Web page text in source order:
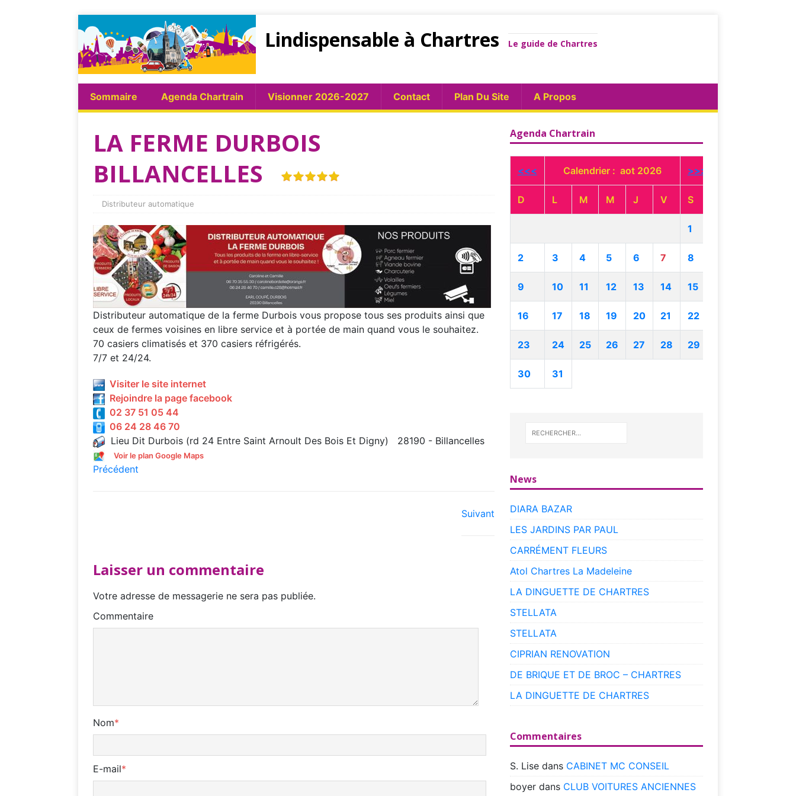
Lindispensable à Chartres Le guide de Chartres
Sommaire Agenda Chartrain Visionner 2026-2027 Contact Plan Du Site A Propos
LA FERME DURBOIS
BILLANCELLES
Distributeur automatique
Distributeur automatique de la ferme Durbois vous propose tous ses produits ainsi que
ceux de fermes voisines en libre service et à portée de main quand vous le souhaitez.
70 casiers climatisés et 370 casiers réfrigérés.
7/7 et 24/24.
Visiter le site internet
Rejoindre la page facebook
02 37 51 05 44
06 24 28 46 70
Lieu Dit Durbois (rd 24 Entre Saint Arnoult Des Bois Et Digny) 28190 - Billancelles
Voir le plan Google Maps
Précédent
Suivant
Laisser un commentaire
Votre adresse de messagerie ne sera pas publiée.
Commentaire
Nom*
E-mail*
Agenda Chartrain
<<< Calendrier : aot 2026 >>>
D L M M J V S
1
2 3 4 5 6 7 8
9 10 11 12 13 14 15
16 17 18 19 20 21 22
23 24 25 26 27 28 29
30 31
News
DIARA BAZAR
LES JARDINS PAR PAUL
CARRÉMENT FLEURS
Atol Chartres La Madeleine
LA DINGUETTE DE CHARTRES
STELLATA
STELLATA
CIPRIAN RENOVATION
DE BRIQUE ET DE BROC – CHARTRES
LA DINGUETTE DE CHARTRES
Commentaires
S. Lisedans CABINET MC CONSEIL
boyerdans CLUB VOITURES ANCIENNES